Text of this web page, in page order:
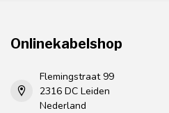
Onlinekabelshop
Flemingstraat 99
2316 DC Leiden
Nederland